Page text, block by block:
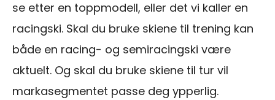
se etter en toppmodell, eller det vi kaller en
racingski. Skal du bruke skiene til trening kan
både en racing- og semiracingski være
aktuelt. Og skal du bruke skiene til tur vil
markasegmentet passe deg ypperlig.